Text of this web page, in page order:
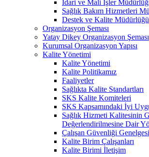
İdari ve Mali İşler
Sağlık Bakım Hizmetleri
Destek ve Kalite Müdürlüğü
Organizasyon Şeması
Yatay Dikey Organizasyon Şeması
Kurumsal Organizasyon Yapısı
Kalite Yönetimi
Kalite Yönetimi
Kalite Politikamız
Faaliyetler
Sağlıkta Kalite Standartları
SKS Kalite Komiteleri
SKS Kapsamındaki İyi
Sağlık Hizmeti Kalitesinin
Değerlendirilmesine Dair
Çalışan Güvenliği Genelgesi
Kalite Birim Çalışanları
Kalite Birimi İletişim